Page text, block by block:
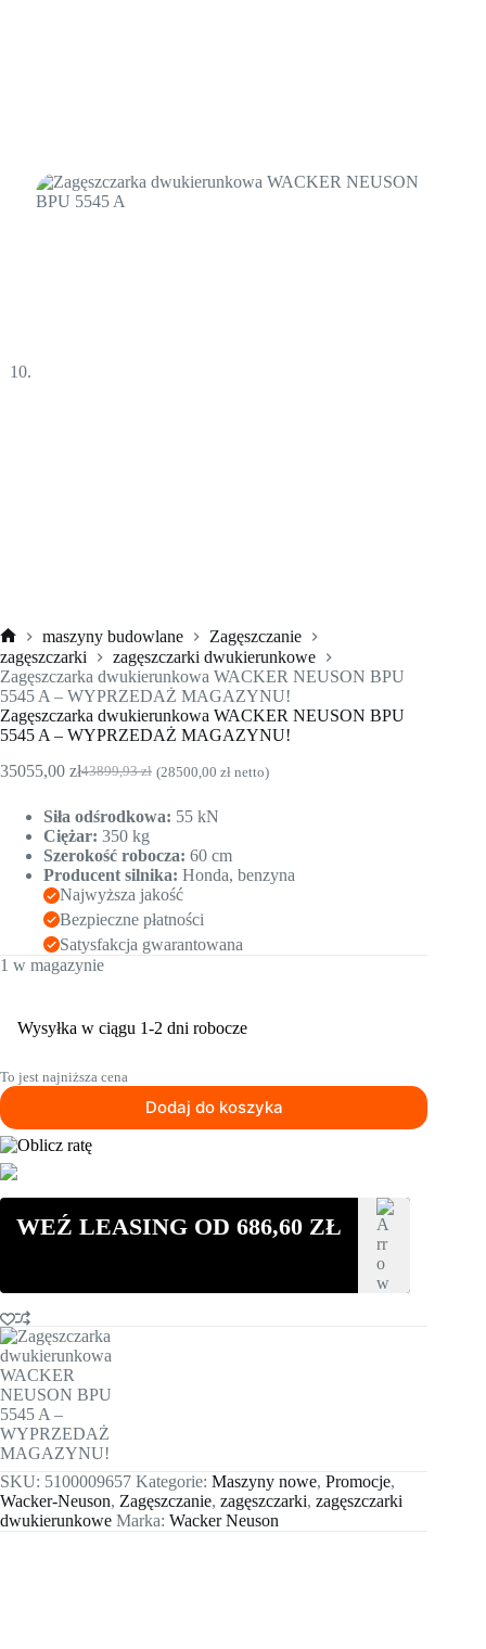
Strona
główna
maszyny budowlane
Zagęszczanie
zagęszczarki
zagęszczarki dwukierunkowe
Zagęszczarka dwukierunkowa WACKER NEUSON BPU
5545 A – WYPRZEDAŻ MAGAZYNU!
Zagęszczarka dwukierunkowa WACKER NEUSON BPU
5545 A – WYPRZEDAŻ MAGAZYNU!
43899,93zł
Pierwotna
wynosiła:
43899,93 zł.
35055,00 złAktualna
wynosi:
35055,00 zł.
(28500,00 zł netto)
Siła odśrodkowa: 55 kN
Ciężar: 350 kg
Szerokość robocza: 60 cm
Producent silnika: Honda, benzyna
Najwyższa jakość
Bezpieczne płatności
Satysfakcja gwarantowana
1 w magazynie
Wysyłka w ciągu 1-2 dni robocze
To jest najniższa cena
Dodaj do koszyka
WEŹ LEASING OD 686,60 ZŁ
SKU: 5100009657 Kategorie: Maszyny nowe, Promocje,
Wacker-Neuson, Zagęszczanie, zagęszczarki, zagęszczarki
dwukierunkowe Marka: Wacker Neuson